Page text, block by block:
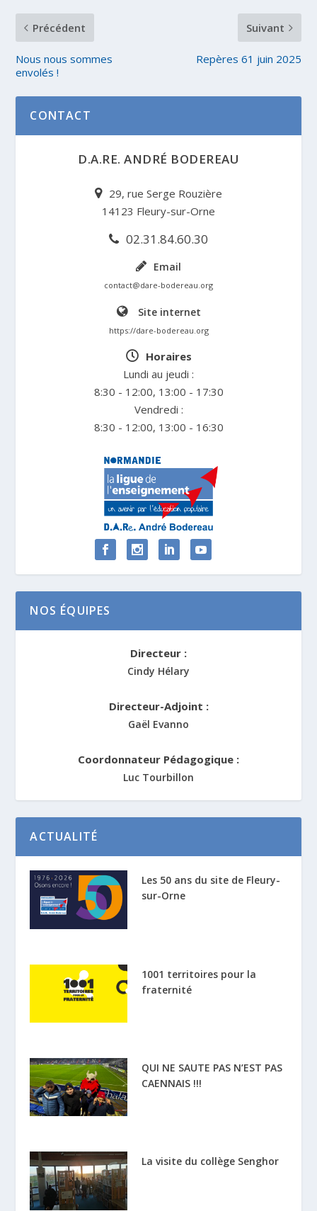
Précédent
Nous nous sommes
envolés !
Suivant
Repères 61 juin 2025
CONTACT
D.A.RE. ANDRÉ BODEREAU
29, rue Serge Rouzière
14123 Fleury-sur-Orne
02.31.84.60.30
Email
contact@dare-bodereau.org
Site internet
https://dare-bodereau.org
Horaires
Lundi au jeudi :
8:30 - 12:00, 13:00 - 17:30
Vendredi :
8:30 - 12:00, 13:00 - 16:30
NOS ÉQUIPES
Directeur :
Cindy Hélary
Directeur-Adjoint :
Gaël Evanno
Coordonnateur Pédagogique :
Luc Tourbillon
ACTUALITÉ
Les 50 ans du site de Fleury-
sur-Orne
1001 territoires pour la
fraternité
QUI NE SAUTE PAS N’EST PAS
CAENNAIS !!!
La visite du collège Senghor